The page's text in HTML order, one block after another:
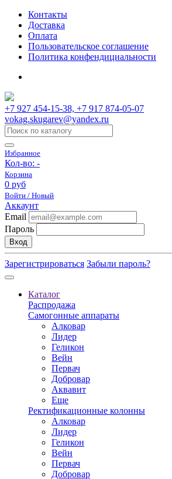
Контакты
Доставка
Оплата
Пользовательское соглашение
Политика конфендициальности
+7 927 454-15-38, +7 917 874-05-07
vokag.skugarev@yandex.ru
Избранное
Кол-во: -
Корзина
0 руб
Войти / Новый
Аккаунт
Email
Пароль
Вход
Зарегистрироваться Забыли пароль?
Каталог
Распродажа
Самогонные аппараты
Алковар
Лидер
Геликон
Вейн
Первач
Добровар
Аквавит
Еще
Ректификационные колонны
Алковар
Лидер
Геликон
Вейн
Первач
Добровар